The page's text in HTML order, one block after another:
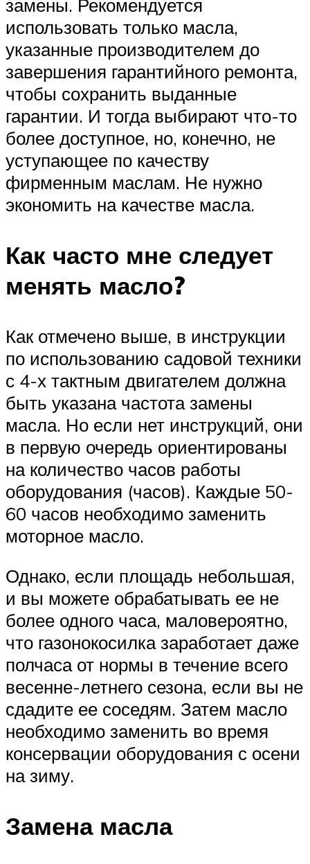
замены. Рекомендуется
использовать только масла,
указанные производителем до
завершения гарантийного ремонта,
чтобы сохранить выданные
гарантии. И тогда выбирают что-то
более доступное, но, конечно, не
уступающее по качеству
фирменным маслам. Не нужно
экономить на качестве масла.
Как часто мне следует
менять масло?
Как отмечено выше, в инструкции
по использованию садовой техники
с 4-х тактным двигателем должна
быть указана частота замены
масла. Но если нет инструкций, они
в первую очередь ориентированы
на количество часов работы
оборудования (часов). Каждые 50-
60 часов необходимо заменить
моторное масло.
Однако, если площадь небольшая,
и вы можете обрабатывать ее не
более одного часа, маловероятно,
что газонокосилка заработает даже
полчаса от нормы в течение всего
весенне-летнего сезона, если вы не
сдадите ее соседям. Затем масло
необходимо заменить во время
консервации оборудования с осени
на зиму.
Замена масла